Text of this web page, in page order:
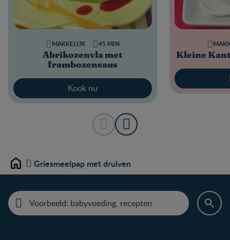
Abrikozenvla met
frambozensaus
MAKKELIJK 45 MIN
Kook nu
Kleine
Home Griesmeelpap met druiven